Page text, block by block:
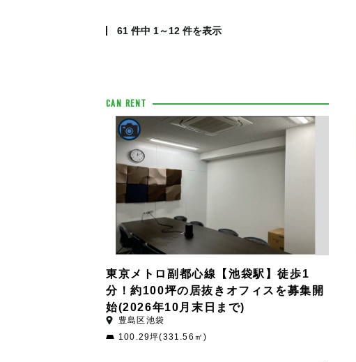
61 件中 1～12 件を表示
CAN RENT
東京メトロ副都心線【池袋駅】徒歩1
分！約100坪の居抜きオフィスを募集開
始(2026年10月末日まで)
豊島区池袋
100.29坪(331.56㎡)